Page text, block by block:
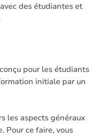
des étudiantes et
pour les étudiants
initiale par un
les aspects généraux
Pour ce faire, vous